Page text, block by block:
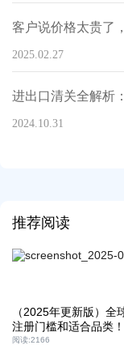
2025.02.27
2024.10.31
推荐阅读
（2025年更新版）全
注册门槛和适合品类！
阅读:2166